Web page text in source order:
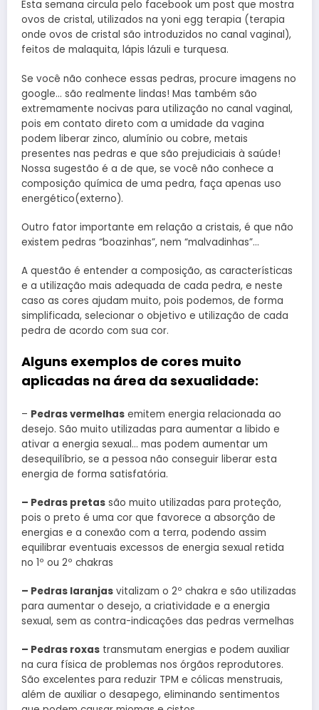
Esta semana circula pelo facebook um post que mostra
ovos de cristal, utilizados na yoni egg terapia (terapia
onde ovos de cristal são introduzidos no canal vaginal),
feitos de malaquita, lápis lázuli e turquesa.
Se você não conhece essas pedras, procure imagens no
google… são realmente lindas! Mas também são
extremamente nocivas para utilização no canal vaginal,
pois em contato direto com a umidade da vagina
podem liberar zinco, alumínio ou cobre, metais
presentes nas pedras e que são prejudiciais à saúde!
Nossa sugestão é a de que, se você não conhece a
composição química de uma pedra, faça apenas uso
energético(externo).
Outro fator importante em relação a cristais, é que não
existem pedras “boazinhas”, nem “malvadinhas”…
A questão é entender a composição, as características
e a utilização mais adequada de cada pedra, e neste
caso as cores ajudam muito, pois podemos, de forma
simplificada, selecionar o objetivo e utilização de cada
pedra de acordo com sua cor.
Alguns exemplos de cores muito
aplicadas na área da sexualidade:
– Pedras vermelhas emitem energia relacionada ao
desejo. São muito utilizadas para aumentar a libido e
ativar a energia sexual… mas podem aumentar um
desequilíbrio, se a pessoa não conseguir liberar esta
energia de forma satisfatória.
– Pedras pretas são muito utilizadas para proteção,
pois o preto é uma cor que favorece a absorção de
energias e a conexão com a terra, podendo assim
equilibrar eventuais excessos de energia sexual retida
no 1º ou 2º chakras
– Pedras laranjas vitalizam o 2º chakra e são utilizadas
para aumentar o desejo, a criatividade e a energia
sexual, sem as contra-indicações das pedras vermelhas
– Pedras roxas transmutam energias e podem auxiliar
na cura física de problemas nos órgãos reprodutores.
São excelentes para reduzir TPM e cólicas menstruais,
além de auxiliar o desapego, eliminando sentimentos